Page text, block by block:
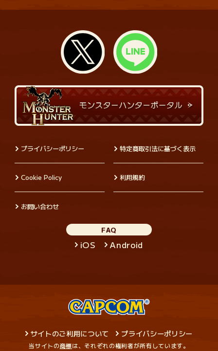
プライバシーポリシー 特定商取引法に基づく表示
Cookie Policy 利用規約
お問い合わせ
FAQ
iOS Android
サイトのご利用について プライバシーポリシー
当サイトの商標は、それぞれの権利者が所有しています。